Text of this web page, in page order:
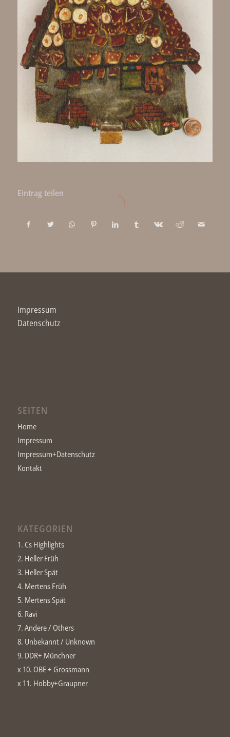
Eintrag teilen
Impressum
Datenschutz
SEITEN
Home
Impressum
Impressum+Datenschutz
Kontakt
KATEGORIEN
1. Cs Highlights
2. Heller Früh
3. Heller Spät
4. Mertens Früh
5. Mertens Spät
6. Ravi
7. Andere / Others
8. Unbekannt / Unknown
9. DDR+ Münchner
x 10. OBE + Grossmann
x 11. Hobby+Graupner